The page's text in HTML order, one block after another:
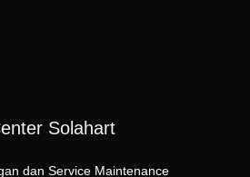
Solahart
dan Service Maintenance